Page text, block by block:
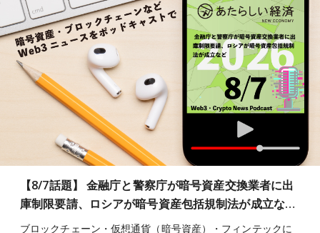
【8/7話題】 金融庁と警察庁が暗号資産交換業者に出
庫制限要請、ロシアが暗号資産包括規制法が成立な…
ブロックチェーン・仮想通貨（暗号資産）・フィンテックに